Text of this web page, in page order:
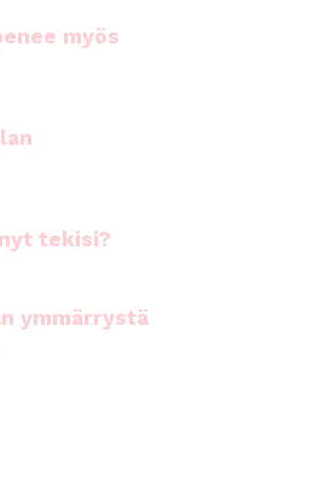
myös
tekisi?
ymmärrystä